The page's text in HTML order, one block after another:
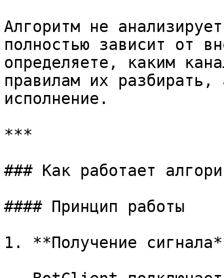
Алгоритм не
полностью зависит от
определяете, каким
правилам их
исполнение.
***
### Как работает
#### Принцип работы
1. **Получение